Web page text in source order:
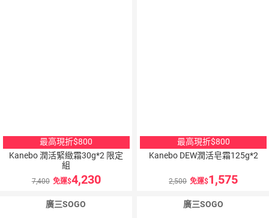
最高現折$800
Kanebo 潤活緊緻霜30g*2 限定
組
7,400 免運 4,230
最高現折$800
Kanebo DEW潤活皂霜125g*2
2,500 免運 1,575
廣三SOGO 廣三SOGO